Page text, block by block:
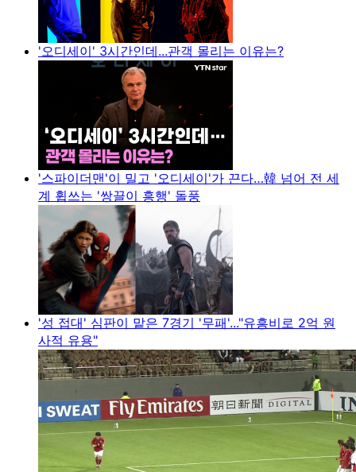
'오디세이' 3시간인데...관객 몰리는 이유는?
'스파이더맨'이 밀고 '오디세이'가 끈다…韓 넘어 전 세
계 휩쓰는 '쌍끌이 흥행' 돌풍
'성 접대' 심판이 맡은 7경기 '무패'..."유흥비로 2억 원
사적 유용"